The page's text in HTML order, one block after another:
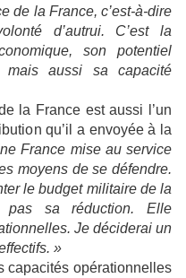
de la France, c’est-à-dire
d’autrui. C’est la
son potentiel
mais aussi sa capacité
la France est aussi l’un
qu’il a envoyée à la
France mise au service
moyens de se défendre.
le budget militaire de la
pas sa réduction. Elle
Je déciderai un
»
capacités opérationnelles